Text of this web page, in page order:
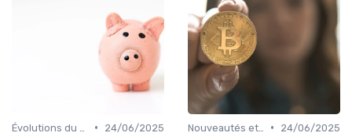
•
24/06/2025
•
24/06/2025